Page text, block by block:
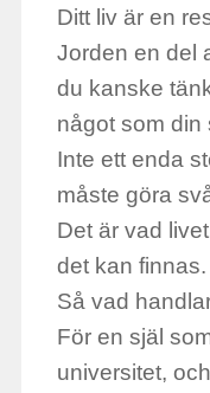
Ditt liv är en
Jorden en del
du kanske
något som din
Inte ett enda
måste göra
Det är vad
det kan finnas.
Så vad
För en själ
universitet,